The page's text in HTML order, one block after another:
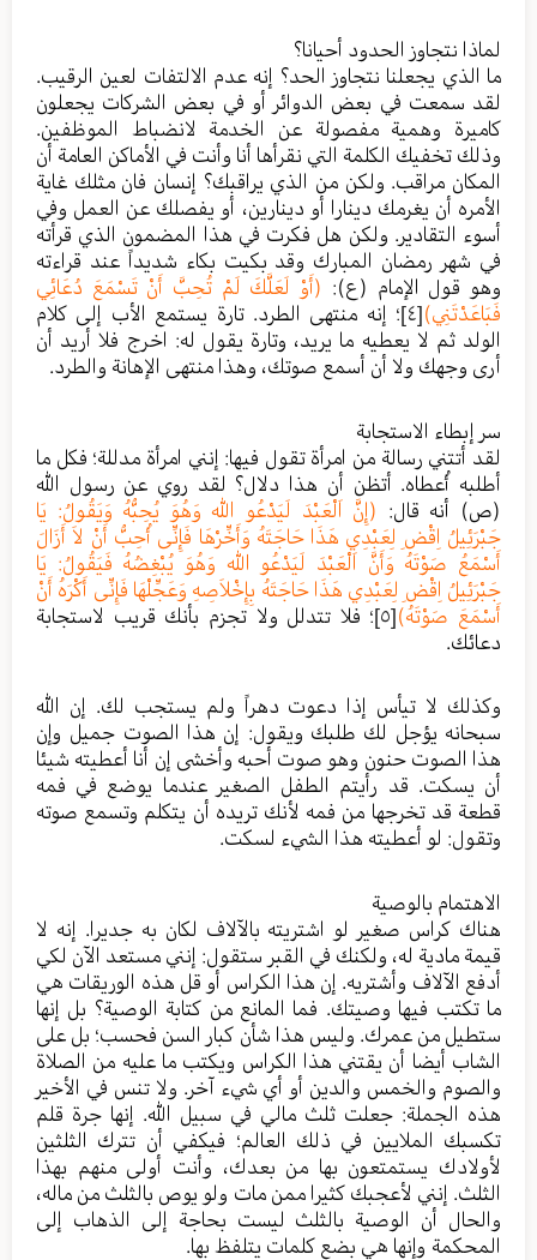
لماذا نتجاوز الحدود أحيانا؟
ما الذي يجعلنا نتجاوز الحد؟ إنه عدم الالتفات لعين الرقيب.
لقد سمعت في بعض الدوائر أو في بعض الشركات يجعلون
كاميرة وهمية مفصولة عن الخدمة لانضباط الموظفين.
وذلك تخفيك الكلمة التي نقرأها أنا وأنت في الأماكن العامة أن
المكان مراقب. ولكن من الذي يراقبك؟ إنسان فان مثلك غاية
الأمره أن يغرمك دينارا أو دينارين، أو يفصلك عن العمل وفي
أسوء التقادير. ولكن هل فكرت في هذا المضمون الذي قرأته
في شهر رمضان المبارك وقد بكيت بكاء شديداً عند قراءته
وهو قول الإمام (ع): (أَوْ لَعَلَّكَ لَمْ تُحِبَّ أَنْ تَسْمَعَ دُعَائِي
فَبَاعَدْتَنِي)[٤]
؛ إنه منتهى الطرد. تارة يستمع الأب إلى كلام
الولد ثم لا يعطيه ما يريد، وتارة يقول له: اخرج فلا أريد أن
أرى وجهك ولا أن أسمع صوتك، وهذا منتهى الإهانة والطرد.
سر إبطاء الاستجابة
لقد أتتني رسالة من امرأة تقول فيها: إنني امرأة مدللة؛ فكل ما
أطلبه أُعطاه. أتظن أن هذا دلال؟ لقد روي عن رسول الله
(ص) أنه قال: (إِنَّ اَلْعَبْدَ لَيَدْعُو الله وَهُوَ يُحِبُّهُ وَيَقُولُ: يَا
جَبْرَئِيلُ اِقْضِ لِعَبْدِي هَذَا حَاجَتَهُ وَأَخِّرْهَا فَإِنِّى أُحِبُّ أَنْ لاَ أَزَالَ
أَسْمَعُ صَوْتَهُ وَأَنَّ اَلْعَبْدَ لَيَدْعُو الله وَهُوَ يُبْغِضُهُ فَيَقُولُ: يَا
جَبْرَئِيلُ اِقْضِ لِعَبْدِي هَذَا حَاجَتَهُ بِإِخْلاَصِهِ وَعَجِّلْهَا فَإِنِّى أَكْرَهُ أَنْ
أَسْمَعَ صَوْتَهُ)[٥]
؛ فلا تتدلل ولا تجزم بأنك قريب لاستجابة
دعائك.
وكذلك لا تيأس إذا دعوت دهراً ولم يستجب لك. إن الله
سبحانه يؤجل لك طلبك ويقول: إن هذا الصوت جميل وإن
هذا الصوت حنون وهو صوت أحبه وأخشى إن أنا أعطيته شيئا
أن يسكت. قد رأيتم الطفل الصغير عندما يوضع في فمه
قطعة قد تخرجها من فمه لأنك تريده أن يتكلم وتسمع صوته
وتقول: لو أعطيته هذا الشيء لسكت.
الاهتمام بالوصية
هناك كراس صغير لو اشتريته بالآلاف لكان به جديرا. إنه لا
قيمة مادية له، ولكنك في القبر ستقول: إنني مستعد الآن لكي
أدفع الآلاف وأشتريه. إن هذا الكراس أو قل هذه الوريقات هي
ما تكتب فيها وصيتك. فما المانع من كتابة الوصية؟ بل إنها
ستطيل من عمرك. وليس هذا شأن كبار السن فحسب؛ بل على
الشاب أيضا أن يقتني هذا الكراس ويكتب ما عليه من الصلاة
والصوم والخمس والدين أو أي شيء آخر. ولا تنس في الأخير
هذه الجملة: جعلت ثلث مالي في سبيل الله. إنها جرة قلم
تكسبك الملايين في ذلك العالم؛ فيكفي أن تترك الثلثين
لأولادك يستمتعون بها من بعدك، وأنت أولى منهم بهذا
الثلث. إنني لأعجبك كثيرا ممن مات ولو يوص بالثلث من ماله،
والحال أن الوصية بالثلث ليست بحاجة إلى الذهاب إلى
المحكمة وإنها هي بضع كلمات يتلفظ بها.